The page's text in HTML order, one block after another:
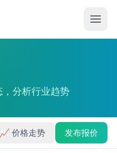
分析行业趋势
📈 价格走势 发布报价